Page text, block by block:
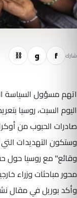
شارك f و ⛓
اتهم مسؤول السياسة
اليوم السبت، روسيا
صادرات الحبوب من
وستكون التهديدات
وقائع" مع روسيا حول
محور مباحثات وزراء
وأكد بوريل في مقال